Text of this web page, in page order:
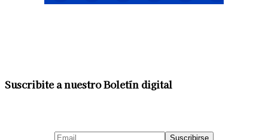
Suscribite a nuestro Boletín digital